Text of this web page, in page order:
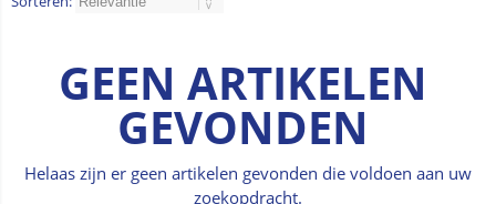
GEEN ARTIKELEN
GEVONDEN
Helaas zijn er geen artikelen gevonden die voldoen aan uw
zoekopdracht.